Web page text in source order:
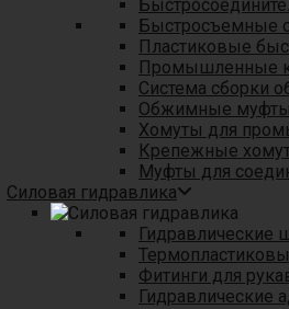
Быстросъемные
Пластиковые
Промышленные
Система сборки
Обжимные
Хомуты для
Крепежные
Муфты для
Силовая гидравлика
Гидравлические
Фитинги для
Гидравлические